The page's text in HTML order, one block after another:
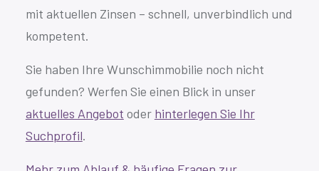
mit aktuellen Zinsen – schnell, unverbindlich und
kompetent.
Sie haben Ihre Wunschimmobilie noch nicht
gefunden? Werfen Sie einen Blick in unser
aktuelles Angebot oder hinterlegen Sie Ihr
Suchprofil.